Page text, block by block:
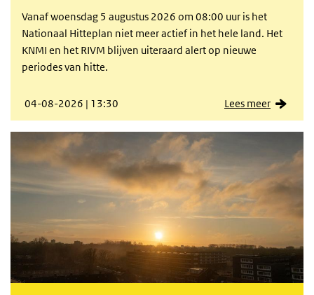
Vanaf woensdag 5 augustus 2026 om 08:00 uur is het
Nationaal Hitteplan niet meer actief in het hele land. Het
KNMI en het RIVM blijven uiteraard alert op nieuwe
periodes van hitte.
04-08-2026 | 13:30 Lees meer